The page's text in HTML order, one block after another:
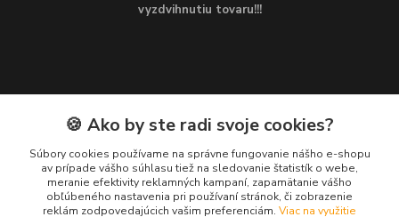
vyzdvihnutiu tovaru!!!
Kontakty
Martin
+421 949 143 523
(Po-Pia, 8-16 hod.)
🍪 Ako by ste radi svoje cookies?
Súbory cookies používame na správne fungovanie nášho e-shopu
av prípade vášho súhlasu tiež na sledovanie štatistík o webe,
meranie efektivity reklamných kampaní, zapamätanie vášho
obľúbeného nastavenia pri používaní stránok, či zobrazenie
reklám zodpovedajúcich vašim preferenciám. Viac na využitie